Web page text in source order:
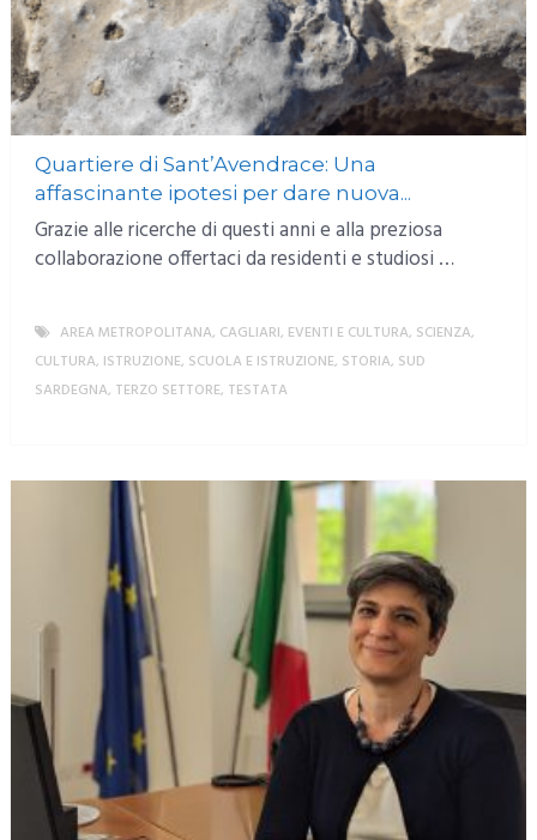
Quartiere di Sant’Avendrace: Una
affascinante ipotesi per dare nuova...
Grazie alle ricerche di questi anni e alla preziosa
collaborazione offertaci da residenti e studiosi …
AREA METROPOLITANA, CAGLIARI, EVENTI E CULTURA, SCIENZA,
CULTURA, ISTRUZIONE, SCUOLA E ISTRUZIONE, STORIA, SUD
SARDEGNA, TERZO SETTORE, TESTATA